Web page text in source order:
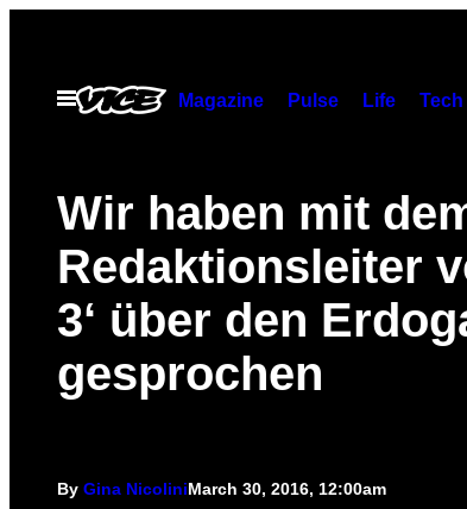
contentOpen
Menu
Magazine Pulse Life Tech
Wir haben mit
Redaktionsleiter
3‘ über den
gesprochen
By Gina NicoliniMarch 30, 2016, 12:00am